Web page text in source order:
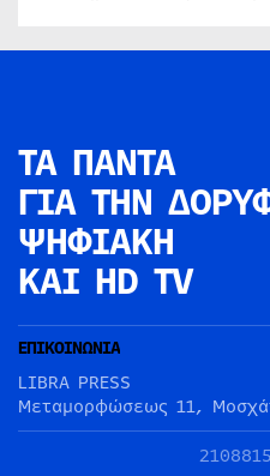
ΤΑ ΠΑΝΤΑ
ΓΙΑ ΤΗΝ
ΨΗΦΙΑΚΗ
ΚΑΙ HD TV
ΕΠΙΚΟΙΝΩΝΙΑ
LIBRA PRESS
Μεταμορφώσεως 11,